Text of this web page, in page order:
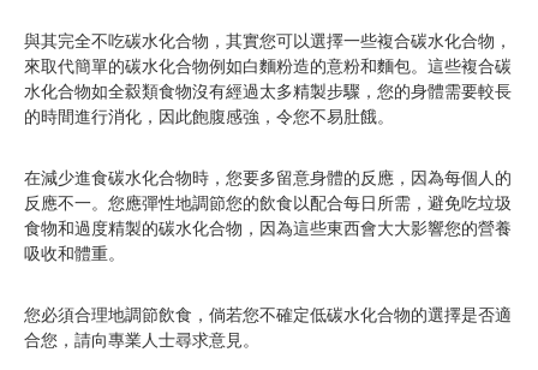
與其完全不吃碳水化合物，其實您可以選擇一些複合碳水化合物，
來取代簡單的碳水化合物例如白麵粉造的意粉和麵包。這些複合碳
水化合物如全縠類食物沒有經過太多精製步驟，您的身體需要較長
的時間進行消化，因此飽腹感強，令您不易肚餓。
在減少進食碳水化合物時，您要多留意身體的反應，因為每個人的
反應不一。您應彈性地調節您的飲食以配合每日所需，避免吃垃圾
食物和過度精製的碳水化合物，因為這些東西會大大影響您的營養
吸收和體重。
您必須合理地調節飲食，倘若您不確定低碳水化合物的選擇是否適
合您，請向專業人士尋求意見。